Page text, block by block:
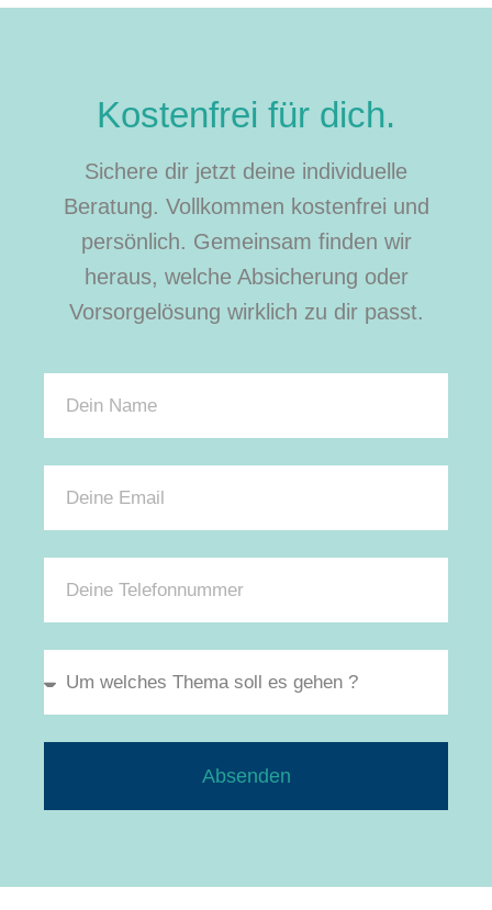
Kostenfrei für dich.
Sichere dir jetzt deine individuelle
Beratung. Vollkommen kostenfrei und
persönlich. Gemeinsam finden wir
heraus, welche Absicherung oder
Vorsorgelösung wirklich zu dir passt.
Absenden